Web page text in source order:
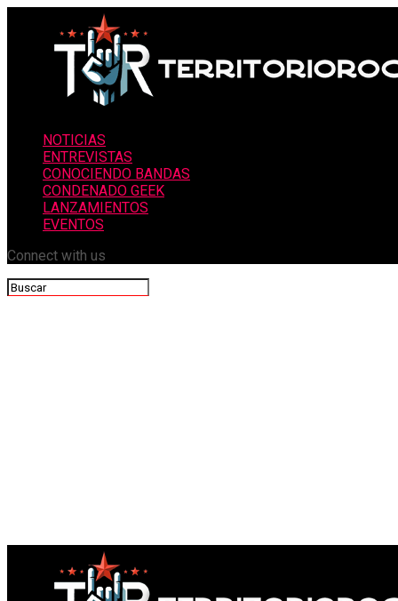
NOTICIAS
ENTREVISTAS
CONOCIENDO BANDAS
CONDENADO GEEK
LANZAMIENTOS
EVENTOS
Connect with us